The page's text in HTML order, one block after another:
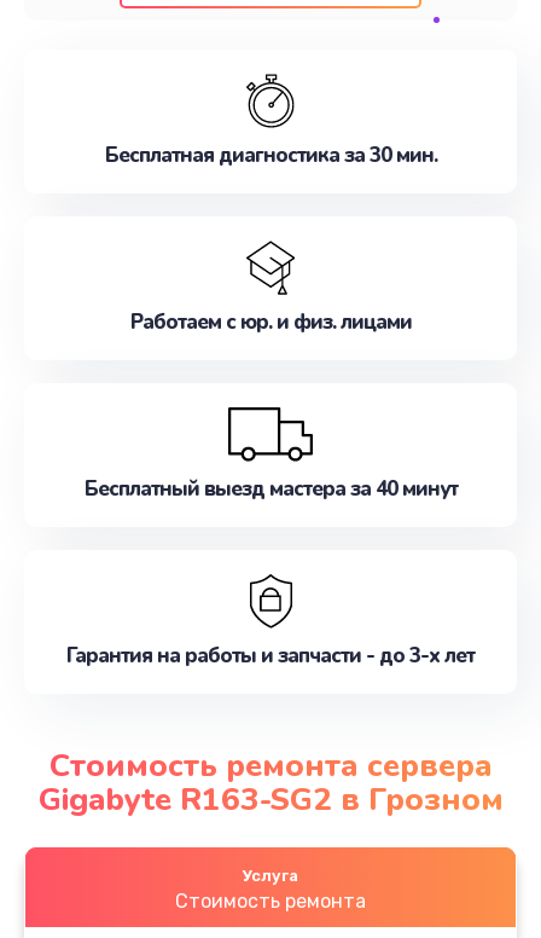
наилучшим образом. Не медлите записаться на
Бесплатная диагностика за 30 мин.
Работаем с юр. и физ. лицами
Бесплатный выезд мастера за 40 минут
Гарантия на работы и запчасти - до 3-х лет
Стоимость ремонта сервера
Gigabyte R163-SG2 в Грозном
Услуга
Стоимость ремонта